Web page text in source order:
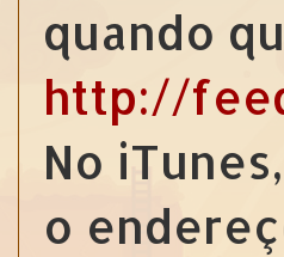
quando
http://
No
o